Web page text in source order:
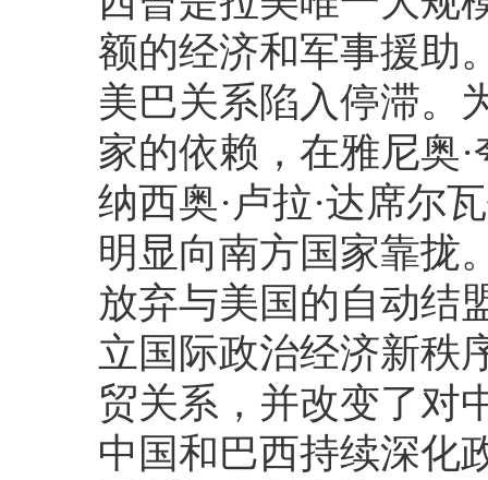
额的经济和军事援助
美巴关系陷入停滞。
家的依赖，在雅尼奥
纳西奥·卢拉·达席尔
明显向南方国家靠拢
放弃与美国的自动结
立国际政治经济新秩
贸关系，并改变了对
中国和巴西持续深化